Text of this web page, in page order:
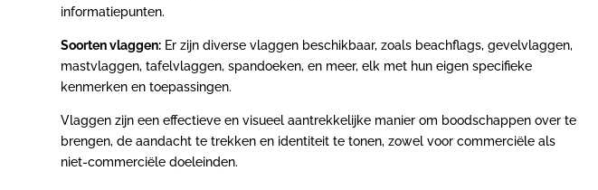
informatiepunten.
Soorten vlaggen: Er zijn diverse vlaggen beschikbaar, zoals beachflags, gevelvlaggen,
mastvlaggen, tafelvlaggen, spandoeken, en meer, elk met hun eigen specifieke
kenmerken en toepassingen.
Vlaggen zijn een effectieve en visueel aantrekkelijke manier om boodschappen over te
brengen, de aandacht te trekken en identiteit te tonen, zowel voor commerciële als
niet-commerciële doeleinden.